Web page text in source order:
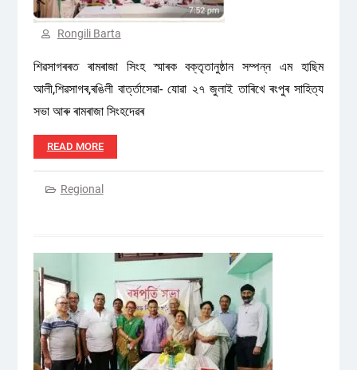
Rongili Barta
শিৱসাগৰৰত ৰামৰাজা সিংহ স্মাৰক বক্তৃতানুষ্ঠান সম্পন্ন এম হাছিম
আলী,শিৱসাগৰ,ৰঙিলী বাৰ্ত্তাসেৱা- যোৱা ২৭ জুলাই তাৰিখে ৰংপুৰ সাহিত্য
সভা আৰু ৰামৰাজা সিংহদেৱৰ
READ MORE
Regional